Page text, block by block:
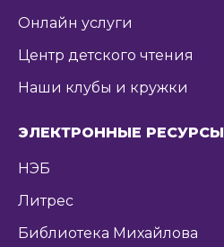
Онлайн услуги
Центр детского чтения
Наши клубы и кружки
ЭЛЕКТРОННЫЕ РЕСУРСЫ
НЭБ
Литрес
Библиотека Михайлова